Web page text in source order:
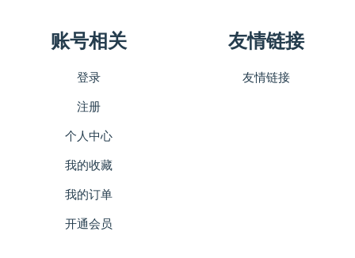
账号相关
登录
注册
个人中心
我的收藏
我的订单
开通会员
友情链接
友情链接